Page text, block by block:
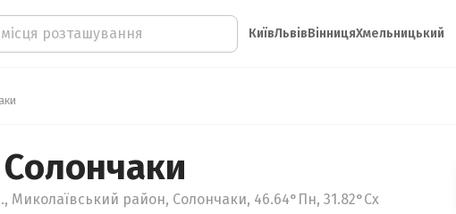
КиївЛьвівВінницяХмельницький
Миколаївський район, Солончаки, 46.64°Пн, 31.82°Сх